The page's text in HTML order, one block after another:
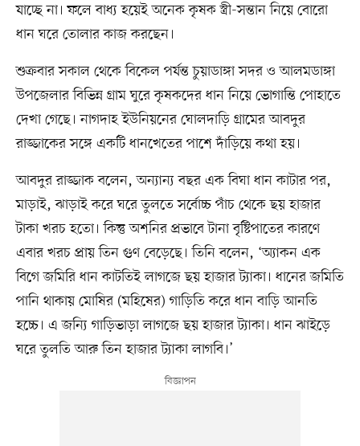
যাচ্ছে না। ফলে বাধ্য হয়েই অনেক কৃষক স্ত্রী-সন্তান নিয়ে বোরো
ধান ঘরে তোলার কাজ করছেন।
শুক্রবার সকাল থেকে বিকেল পর্যন্ত চুয়াডাঙ্গা সদর ও আলমডাঙ্গা
উপজেলার বিভিন্ন গ্রাম ঘুরে কৃষকদের ধান নিয়ে ভোগান্তি পোহাতে
দেখা গেছে। নাগদাহ ইউনিয়নের ঘোলদাড়ি গ্রামের আবদুর
রাজ্জাকের সঙ্গে একটি ধানখেতের পাশে দাঁড়িয়ে কথা হয়।
আবদুর রাজ্জাক বলেন, অন্যান্য বছর এক বিঘা ধান কাটার পর,
মাড়াই, ঝাড়াই করে ঘরে তুলতে সর্বোচ্চ পাঁচ থেকে ছয় হাজার
টাকা খরচ হতো। কিন্তু অশনির প্রভাবে টানা বৃষ্টিপাতের কারণে
এবার খরচ প্রায় তিন গুণ বেড়েছে। তিনি বলেন, ‘অ্যাকন এক
বিগে জমিরি ধান কাটতিই লাগজে ছয় হাজার ট্যাকা। ধানের জমিতি
পানি থাকায় মোষির (মহিষের) গাড়িতি করে ধান বাড়ি আনতি
হচ্চে। এ জন্যি গাড়িভাড়া লাগজে ছয় হাজার ট্যাকা। ধান ঝাইড়ে
ঘরে তুলতি আরু তিন হাজার ট্যাকা লাগবি।’